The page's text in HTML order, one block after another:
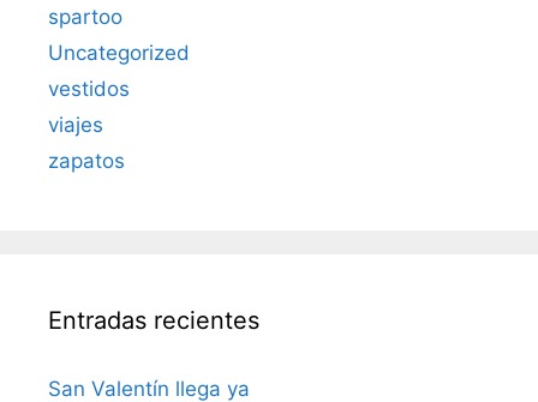
spartoo
Uncategorized
vestidos
viajes
zapatos
Entradas recientes
San Valentín llega ya